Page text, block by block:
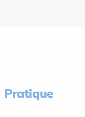
Pratique